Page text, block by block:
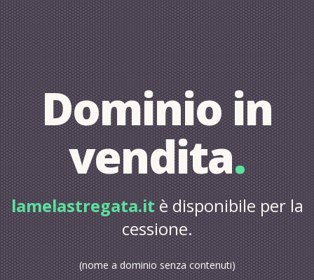
Dominio in
vendita.
lamelastregata.itè disponibile per la
cessione.
(nome a dominio senza contenuti)